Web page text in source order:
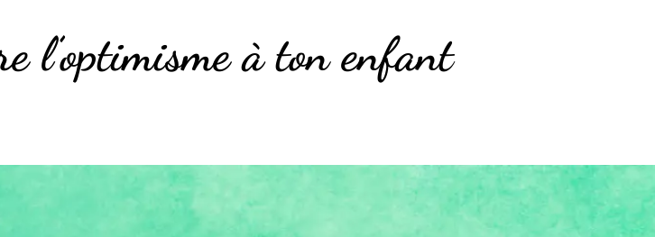
l’optimisme à ton enfant